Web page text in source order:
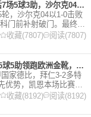
2冲击德甲！40岁哲科加盟后7场5球3助，沙尔克04继续领跑德乙！
，沙尔克04以1-0击败
门前补射破门。最终凭
到3分，继续领跑德
收藏(7807) 阅读(7807)
2国家德比双响！凯恩37场45球5助领跑欧洲金靴，32岁保持赛季全勤
家德比，拜仁3-2多特
势，凯恩本场比赛上
然保持着超高的效率，
37场比赛，狂轰45
收藏(8192) 阅读(8192)